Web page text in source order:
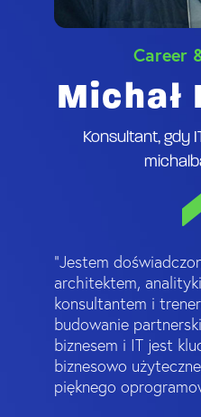
Career
Michał
Konsultant, gdy
"Jestem
architektem,
konsultantem i
budowanie
biznesem i IT jest
biznesowo
pięknego